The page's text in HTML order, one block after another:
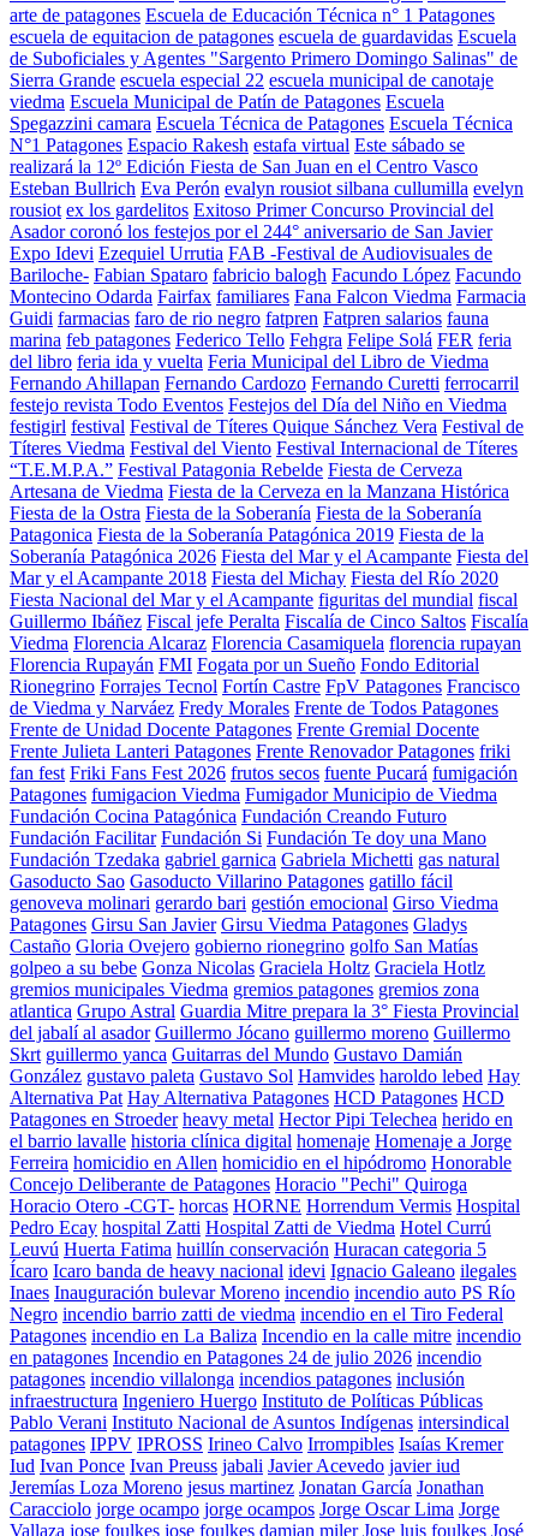
arte de patagones Escuela de Educación Técnica n° 1 Patagones
escuela de equitacion de patagones escuela de guardavidas Escuela
de Suboficiales y Agentes "Sargento Primero Domingo Salinas" de
Sierra Grande escuela especial 22 escuela municipal de canotaje
viedma Escuela Municipal de Patín de Patagones Escuela
Spegazzini camara Escuela Técnica de Patagones Escuela Técnica
N°1 Patagones Espacio Rakesh estafa virtual Este sábado se
realizará la 12º Edición Fiesta de San Juan en el Centro Vasco
Esteban Bullrich Eva Perón evalyn rousiot silbana cullumilla evelyn
rousiot ex los gardelitos Exitoso Primer Concurso Provincial del
Asador coronó los festejos por el 244° aniversario de San Javier
Expo Idevi Ezequiel Urrutia FAB -Festival de Audiovisuales de
Bariloche- Fabian Spataro fabricio balogh Facundo López Facundo
Montecino Odarda Fairfax familiares Fana Falcon Viedma Farmacia
Guidi farmacias faro de rio negro fatpren Fatpren salarios fauna
marina feb patagones Federico Tello Fehgra Felipe Solá FER feria
del libro feria ida y vuelta Feria Municipal del Libro de Viedma
Fernando Ahillapan Fernando Cardozo Fernando Curetti ferrocarril
festejo revista Todo Eventos Festejos del Día del Niño en Viedma
festigirl festival Festival de Títeres Quique Sánchez Vera Festival de
Títeres Viedma Festival del Viento Festival Internacional de Títeres
“T.E.M.P.A.” Festival Patagonia Rebelde Fiesta de Cerveza
Artesana de Viedma Fiesta de la Cerveza en la Manzana Histórica
Fiesta de la Ostra Fiesta de la Soberanía Fiesta de la Soberanía
Patagonica Fiesta de la Soberanía Patagónica 2019 Fiesta de la
Soberanía Patagónica 2026 Fiesta del Mar y el Acampante Fiesta del
Mar y el Acampante 2018 Fiesta del Michay Fiesta del Río 2020
Fiesta Nacional del Mar y el Acampante figuritas del mundial fiscal
Guillermo Ibáñez Fiscal jefe Peralta Fiscalía de Cinco Saltos Fiscalía
Viedma Florencia Alcaraz Florencia Casamiquela florencia rupayan
Florencia Rupayán FMI Fogata por un Sueño Fondo Editorial
Rionegrino Forrajes Tecnol Fortín Castre FpV Patagones Francisco
de Viedma y Narváez Fredy Morales Frente de Todos Patagones
Frente de Unidad Docente Patagones Frente Gremial Docente
Frente Julieta Lanteri Patagones Frente Renovador Patagones friki
fan fest Friki Fans Fest 2026 frutos secos fuente Pucará fumigación
Patagones fumigacion Viedma Fumigador Municipio de Viedma
Fundación Cocina Patagónica Fundación Creando Futuro
Fundación Facilitar Fundación Si Fundación Te doy una Mano
Fundación Tzedaka gabriel garnica Gabriela Michetti gas natural
Gasoducto Sao Gasoducto Villarino Patagones gatillo fácil
genoveva molinari gerardo bari gestión emocional Girso Viedma
Patagones Girsu San Javier Girsu Viedma Patagones Gladys
Castaño Gloria Ovejero gobierno rionegrino golfo San Matías
golpeo a su bebe Gonza Nicolas Graciela Holtz Graciela Hotlz
gremios municipales Viedma gremios patagones gremios zona
atlantica Grupo Astral Guardia Mitre prepara la 3° Fiesta Provincial
del jabalí al asador Guillermo Jócano guillermo moreno Guillermo
Skrt guillermo yanca Guitarras del Mundo Gustavo Damián
González gustavo paleta Gustavo Sol Hamvides haroldo lebed Hay
Alternativa Pat Hay Alternativa Patagones HCD Patagones HCD
Patagones en Stroeder heavy metal Hector Pipi Telechea herido en
el barrio lavalle historia clínica digital homenaje Homenaje a Jorge
Ferreira homicidio en Allen homicidio en el hipódromo Honorable
Concejo Deliberante de Patagones Horacio "Pechi" Quiroga
Horacio Otero -CGT- horcas HORNE Horrendum Vermis Hospital
Pedro Ecay hospital Zatti Hospital Zatti de Viedma Hotel Currú
Leuvú Huerta Fatima huillín conservación Huracan categoria 5
Ícaro Icaro banda de heavy nacional idevi Ignacio Galeano ilegales
Inaes Inauguración bulevar Moreno incendio incendio auto PS Río
Negro incendio barrio zatti de viedma incendio en el Tiro Federal
Patagones incendio en La Baliza Incendio en la calle mitre incendio
en patagones Incendio en Patagones 24 de julio 2026 incendio
patagones incendio villalonga incendios patagones inclusión
infraestructura Ingeniero Huergo Instituto de Políticas Públicas
Pablo Verani Instituto Nacional de Asuntos Indígenas intersindical
patagones IPPV IPROSS Irineo Calvo Irrompibles Isaías Kremer
Iud Ivan Ponce Ivan Preuss jabali Javier Acevedo javier iud
Jeremías Loza Moreno jesus martinez Jonatan García Jonathan
Caracciolo jorge ocampo jorge ocampos Jorge Oscar Lima Jorge
Vallaza jose foulkes jose foulkes damian miler Jose luis foulkes José